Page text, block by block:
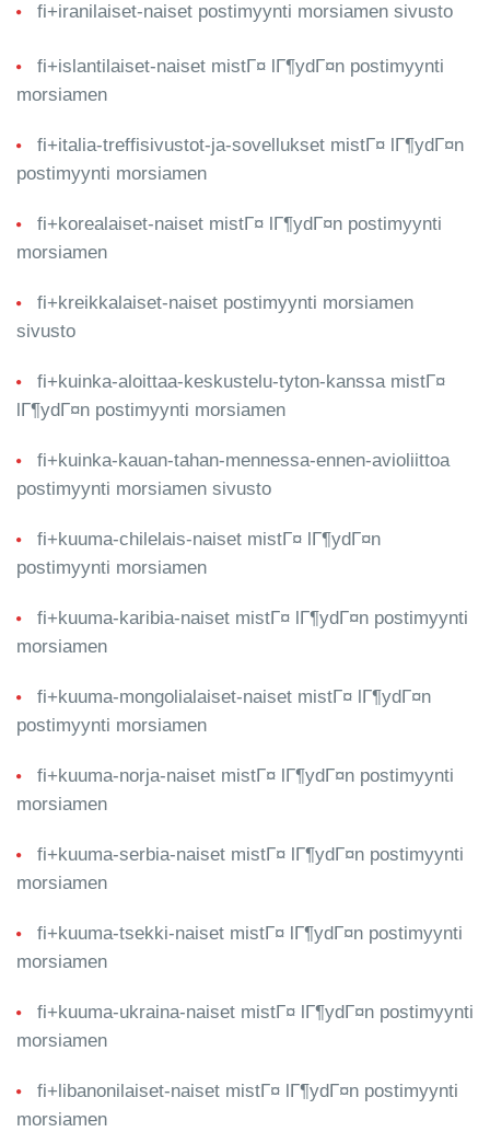
fi+iranilaiset-naiset postimyynti morsiamen sivusto
fi+islantilaiset-naiset mistГ¤ lГ¶ydГ¤n postimyynti
morsiamen
fi+italia-treffisivustot-ja-sovellukset mistГ¤ lГ¶ydГ¤n
postimyynti morsiamen
fi+korealaiset-naiset mistГ¤ lГ¶ydГ¤n postimyynti
morsiamen
fi+kreikkalaiset-naiset postimyynti morsiamen
sivusto
fi+kuinka-aloittaa-keskustelu-tyton-kanssa mistГ¤
lГ¶ydГ¤n postimyynti morsiamen
fi+kuinka-kauan-tahan-mennessa-ennen-avioliittoa
postimyynti morsiamen sivusto
fi+kuuma-chilelais-naiset mistГ¤ lГ¶ydГ¤n
postimyynti morsiamen
fi+kuuma-karibia-naiset mistГ¤ lГ¶ydГ¤n postimyynti
morsiamen
fi+kuuma-mongolialaiset-naiset mistГ¤ lГ¶ydГ¤n
postimyynti morsiamen
fi+kuuma-norja-naiset mistГ¤ lГ¶ydГ¤n postimyynti
morsiamen
fi+kuuma-serbia-naiset mistГ¤ lГ¶ydГ¤n postimyynti
morsiamen
fi+kuuma-tsekki-naiset mistГ¤ lГ¶ydГ¤n postimyynti
morsiamen
fi+kuuma-ukraina-naiset mistГ¤ lГ¶ydГ¤n postimyynti
morsiamen
fi+libanonilaiset-naiset mistГ¤ lГ¶ydГ¤n postimyynti
morsiamen